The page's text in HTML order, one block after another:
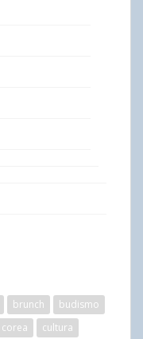
brunch
budismo
corea
cultura